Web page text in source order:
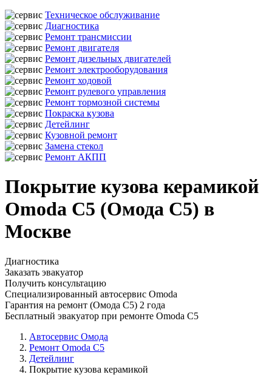
Техническое обслуживание
Диагностика
Ремонт трансмиссии
Ремонт двигателя
Ремонт дизельных двигателей
Ремонт электрооборудования
Ремонт ходовой
Ремонт рулевого управления
Ремонт тормозной системы
Покраска кузова
Детейлинг
Кузовной ремонт
Замена стекол
Ремонт АКПП
Покрытие кузова керамикой
Omoda C5 (Омода С5) в
Москве
Диагностика
Заказать эвакуатор
Получить консультацию
Специализированный автосервис Omoda
Гарантия на ремонт (Омода С5) 2 года
Бесплатный эвакуатор при ремонте Omoda C5
Автосервис Омода
Ремонт Omoda C5
Детейлинг
Покрытие кузова керамикой